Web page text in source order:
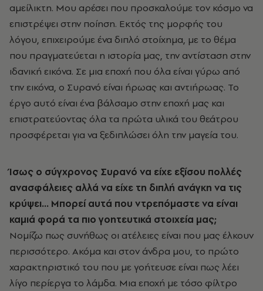
αμείλικτη. Μου αρέσει που προσκαλούμε τον κόσμο να
επιστρέψει στην ποίηση. Εκτός της μορφής του
λόγου, επιχειρούμε ένα διπλό στοίχημα, με το θέμα
που πραγματεύεται η ιστορία μας, την αντίσταση στην
ιδανική εικόνα. Σε μια εποχή που όλα είναι γύρω από
την εικόνα, ο Συρανό είναι ήρωας και αντιήρωας. Το
έργο αυτό είναι ένα βάλσαμο στην εποχή μας και
επιστρατεύοντας όλα τα πρώτα υλικά του θεάτρου
προσφέρεται για να ξεδιπλώσει όλη την μαγεία του.
Ίσως ο σύγχρονος Συρανό να είχε εξίσου πολλές
ανασφάλειες αλλά να είχε τη διπλή ανάγκη να τις
κρύψει… Μπορείαυτά που ντρεπόμαστε να είναι
καμιά φορά τα πιο γοητευτικά στοιχεία μας;
Νομίζω πως συνήθως οι ατέλειες είναι που μας έλκουν
περισσότερο. Ακόμα και στον άνδρα μου, το πρώτο
χαρακτηριστικό του που με γοήτευσε είναι πως λέει
λίγο περίεργα το λάμδα. Μια εποχή με τόσο φίλτρο